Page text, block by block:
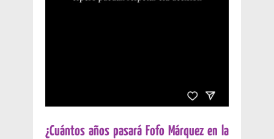
¿Cuántos años pasará Fofo Márquez en la